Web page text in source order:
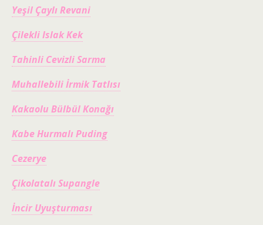
Yeşil Çaylı Revani
Çilekli Islak Kek
Tahinli Cevizli Sarma
Muhallebili İrmik Tatlısı
Kakaolu Bülbül Konağı
Kabe Hurmalı Puding
Cezerye
Çikolatalı Supangle
İncir Uyuşturması